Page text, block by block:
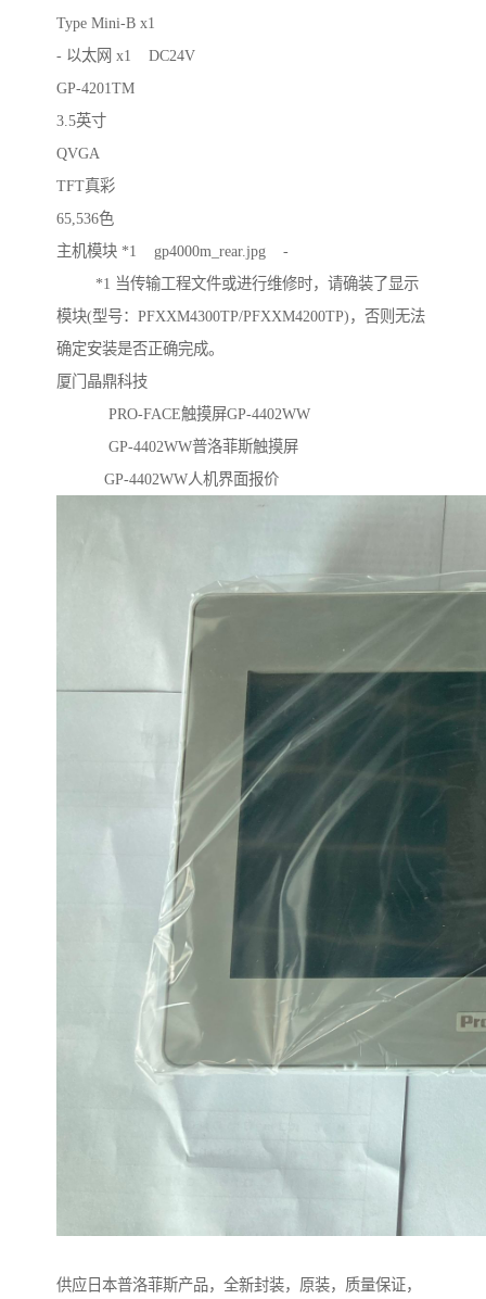
Type Mini-B x1
- 以太网 x1 DC24V
GP-4201TM
3.5英寸
QVGA
TFT真彩
65,536色
主机模块 *1 gp4000m_rear.jpg -
*1 当传输工程文件或进行维修时，请确装了显示
模块(型号：PFXXM4300TP/PFXXM4200TP)，否则无法
确定安装是否正确完成。
厦门晶鼎科技
PRO-FACE触摸屏GP-4402WW
GP-4402WW普洛菲斯触摸屏
GP-4402WW人机界面报价
供应日本普洛菲斯产品，全新封装，原装，质量保证，